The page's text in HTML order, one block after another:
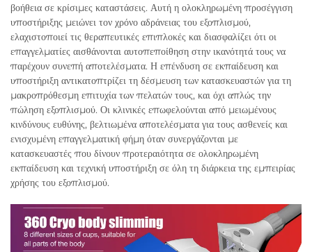
βοήθεια σε κρίσιμες καταστάσεις. Αυτή η ολοκληρωμένη προσέγγιση
υποστήριξης μειώνει τον χρόνο αδράνειας του εξοπλισμού,
ελαχιστοποιεί τις θεραπευτικές επιπλοκές και διασφαλίζει ότι οι
επαγγελματίες αισθάνονται αυτοπεποίθηση στην ικανότητά τους να
παρέχουν συνεπή αποτελέσματα. Η επένδυση σε εκπαίδευση και
υποστήριξη αντικατοπτρίζει τη δέσμευση των κατασκευαστών για τη
μακροπρόθεσμη επιτυχία των πελατών τους, και όχι απλώς την
πώληση εξοπλισμού. Οι κλινικές επωφελούνται από μειωμένους
κινδύνους ευθύνης, βελτιωμένα αποτελέσματα για τους ασθενείς και
ενισχυμένη επαγγελματική φήμη όταν συνεργάζονται με
κατασκευαστές που δίνουν προτεραιότητα σε ολοκληρωμένη
εκπαίδευση και τεχνική υποστήριξη σε όλη τη διάρκεια της εμπειρίας
χρήσης του εξοπλισμού.